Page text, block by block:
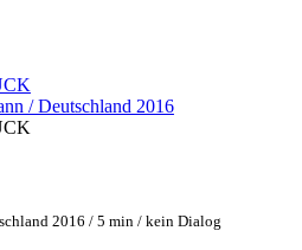
/ Deutschland 2016
2016 / 5 min / kein Dialog